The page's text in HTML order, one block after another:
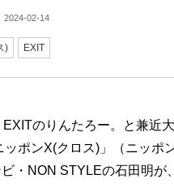
2024-02-14
) EXIT
のりんたろー。と兼近
ポンX(クロス)」（ニッポ
・NON STYLEの石田明が